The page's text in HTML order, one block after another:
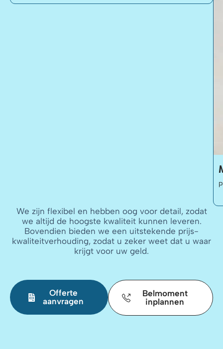
We zijn flexibel en hebben oog voor detail, zodat
we altijd de hoogste kwaliteit kunnen leveren.
Bovendien bieden we een uitstekende prijs-
kwaliteitverhouding, zodat u zeker weet dat u waar
krijgt voor uw geld.
Offerte
aanvragen
Belmoment
inplannen